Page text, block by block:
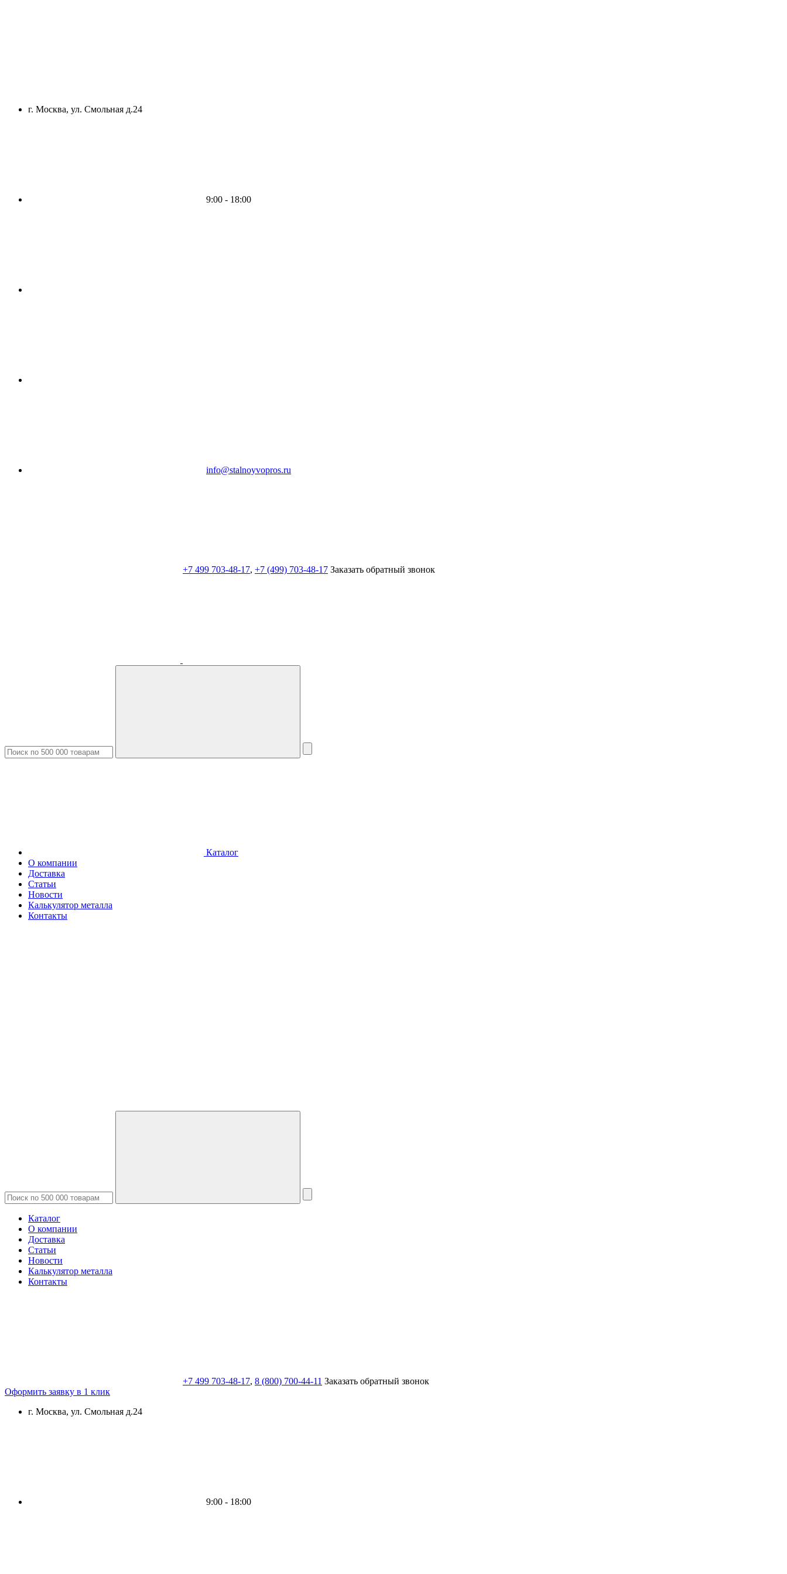
г. Москва, ул. Смольная д.24
9:00 - 18:00
info@stalnoyvopros.ru
+7 499 703-48-17, +7 (499) 703-48-17 Заказать обратный звонок
Каталог
О компании
Доставка
Статьи
Новости
Калькулятор металла
Контакты
Каталог
О компании
Доставка
Статьи
Новости
Калькулятор металла
Контакты
+7 499 703-48-17, 8 (800) 700-44-11 Заказать обратный звонок
Оформить заявку в 1 клик
г. Москва, ул. Смольная д.24
9:00 - 18:00